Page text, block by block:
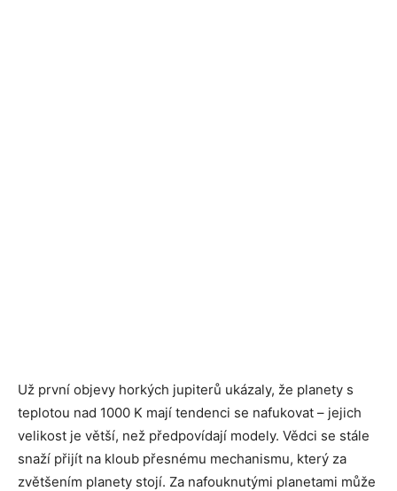
Už první objevy horkých jupiterů ukázaly, že planety s
teplotou nad 1000 K mají tendenci se nafukovat – jejich
velikost je větší, než předpovídají modely. Vědci se stále
snaží přijít na kloub přesnému mechanismu, který za
zvětšením planety stojí. Za nafouknutými planetami může